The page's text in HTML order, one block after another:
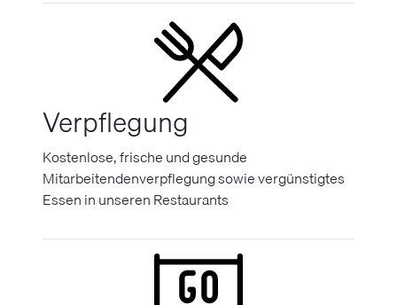
Verpflegung
Kostenlose, frische und gesunde
Mitarbeitendenverpflegung sowie vergünstigtes
Essen in unseren Restaurants